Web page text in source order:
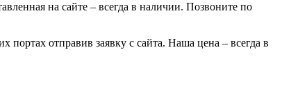
на сайте – всегда в наличии. Позвоните по
портах отправив заявку с сайта. Наша цена – всегда в